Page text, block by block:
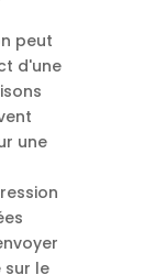
peut
d'une
une
sur le